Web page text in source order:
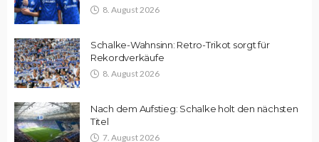
8. August 2026
Schalke-Wahnsinn: Retro-Trikot sorgt für
Rekordverkäufe
8. August 2026
Nach dem Aufstieg: Schalke holt den nächsten
Titel
7. August 2026